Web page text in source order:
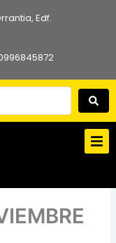
Edf.